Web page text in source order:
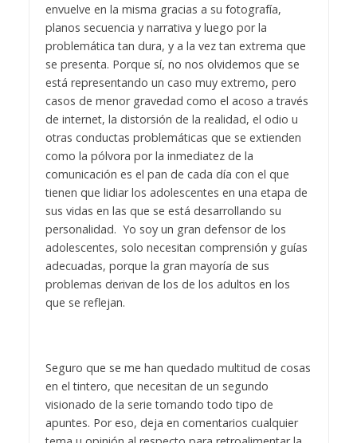
envuelve en la misma gracias a su fotografía,
planos secuencia y narrativa y luego por la
problemática tan dura, y a la vez tan extrema que
se presenta. Porque sí, no nos olvidemos que se
está representando un caso muy extremo, pero
casos de menor gravedad como el acoso a través
de internet, la distorsión de la realidad, el odio u
otras conductas problemáticas que se extienden
como la pólvora por la inmediatez de la
comunicación es el pan de cada día con el que
tienen que lidiar los adolescentes en una etapa de
sus vidas en las que se está desarrollando su
personalidad. Yo soy un gran defensor de los
adolescentes, solo necesitan comprensión y guías
adecuadas, porque la gran mayoría de sus
problemas derivan de los de los adultos en los
que se reflejan.
Seguro que se me han quedado multitud de cosas
en el tintero, que necesitan de un segundo
visionado de la serie tomando todo tipo de
apuntes. Por eso, deja en comentarios cualquier